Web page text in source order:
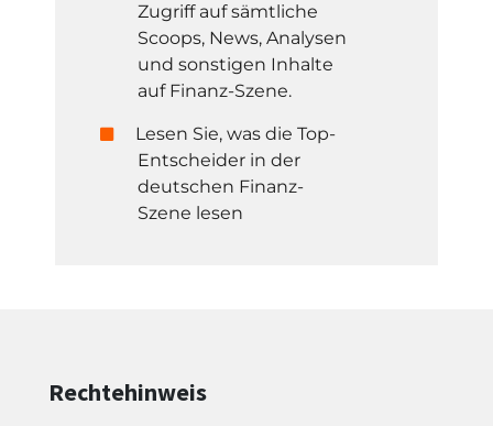
Zugriff auf sämtliche
Scoops, News, Analysen
und sonstigen Inhalte
auf Finanz-Szene.
Lesen Sie, was die Top-
Entscheider in der
deutschen Finanz-
Szene lesen
Rechtehinweis